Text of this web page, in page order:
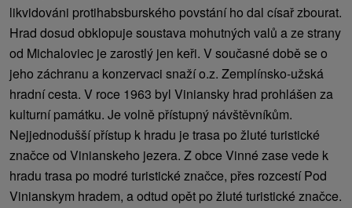
likvidováni protihabsburského povstání ho dal císař zbourat.
Hrad dosud obklopuje soustava mohutných valů a ze strany
od Michaloviec je zarostlý jen keři. V současné době se o
jeho záchranu a konzervaci snaží o.z. Zemplínsko-užská
hradní cesta. V roce 1963 byl Viniansky hrad prohlášen za
kulturní památku. Je volně přístupný návštěvníkům.
Nejjednodušší přístup k hradu je trasa po žluté turistické
značce od Vinianskeho jezera. Z obce Vinné zase vede k
hradu trasa po modré turistické značce, přes rozcestí Pod
Vinianskym hradem, a odtud opět po žluté turistické značce.